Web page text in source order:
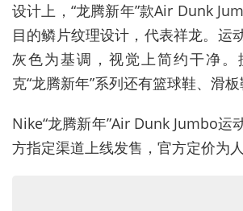
设计上 ， “龙腾新年”款Air Dunk
目的鳞片纹理设计 ， 代表祥龙。 运
灰色为基调 ， 视觉上简约干净。
克“龙腾新年”系列还有篮球鞋、 滑
Nike“龙腾新年”Air Dunk Jumbo运
方指定渠道上线发售 ， 官方定价为